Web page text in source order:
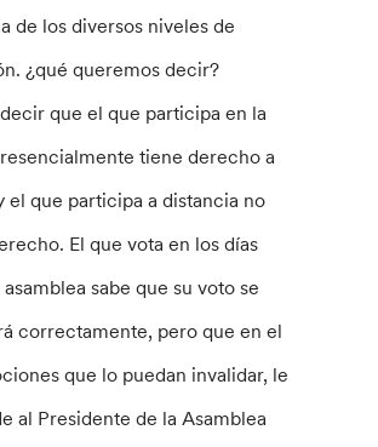
de los diversos niveles de
¿qué queremos decir?
que el que participa en la
tiene derecho a
el que participa a distancia no
El que vota en los días
sabe que su voto se
correctamente, pero que en el
que lo puedan invalidar, le
al Presidente de la Asamblea